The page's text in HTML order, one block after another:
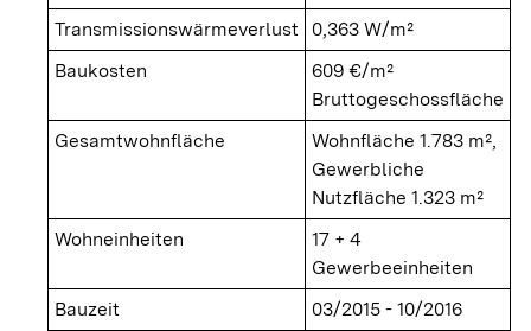
Transmissionswärmeverlust
0,363 W/m²
Baukosten
609 €/m²
Bruttogeschossfläche
Gesamtwohnfläche
Wohnfläche 1.783 m²,
Gewerbliche
Nutzfläche 1.323 m²
Wohneinheiten
17 + 4
Gewerbeeinheiten
Bauzeit
03/2015 - 10/2016